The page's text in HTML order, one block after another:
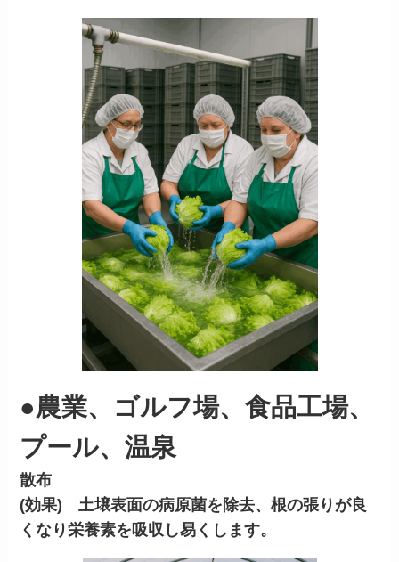
●農業、ゴルフ場、食品工場、
プール、温泉
散布
(効果) 土壌表面の病原菌を除去、根の張りが良
くなり栄養素を吸収し易くします。